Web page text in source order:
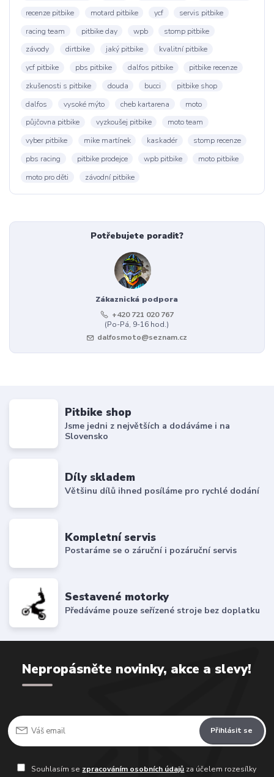
recenze pitbike
motard pitbike ycf
servis pitbike
racing team
pitbike day wpb
stomp pitbike
závody
dirtbike jaký pitbike
kvalitní pitbike
ycf pitbike
pbs pitbike dalfos pitbike
pitbike recenze
zkušenosti s pitbike
douda bucci
pitbike shop
dalfos
vysoké mýto cheb kartarena
moto
půjčovna pitbike
vyzkoušej pitbike
moto team
vyber pitbike
mike martínek kaskadér
stomp recenze
pbs racing
pitbike prodejce wpb pitbike
moto pitbike
moto pro děti
závodní pitbike
Potřebujete poradit?
Zákaznická podpora
+420 721 020 767
(Po-Pá, 9-16 hod.)
dalfosmoto@seznam.cz
Pitbike shop
Jsme jedni z největších a dodáváme i na
Slovensko
Díly skladem
Většinu dílů ihned posíláme pro rychlé dodání
Kompletní servis
Postaráme se o záruční i pozáruční servis
Sestavené motorky
Předáváme pouze seřízené stroje bez doplatku
Nepropásněte novinky, akce a slevy!
Přihlásit se
Souhlasím se zpracováním osobních údajů za účelem rozesílky